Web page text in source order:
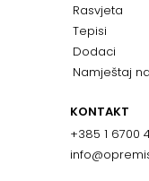
Rasvjeta
Tepisi
Dodaci
Namještaj
KONTAKT
+385 1 6700